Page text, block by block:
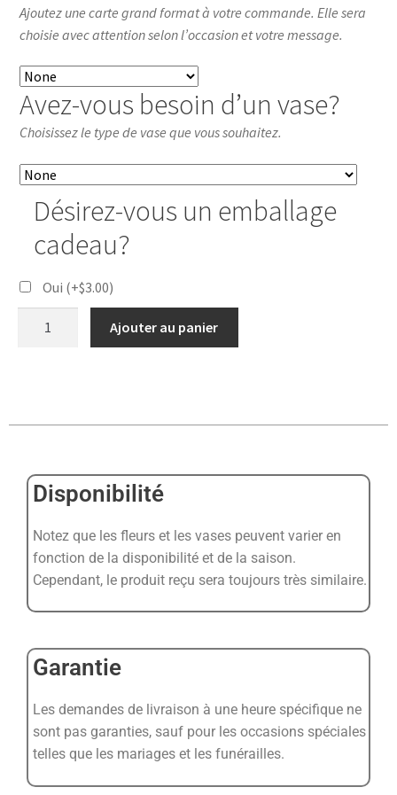
Ajoutez une carte grand format à votre commande. Elle sera
choisie avec attention selon l’occasion et votre message.
Avez-vous besoin d’un vase?
Choisissez le type de vase que vous souhaitez.
Désirez-vous un emballage
cadeau?
Oui (+$3.00)
Ajouter au panier
Disponibilité
Notez que les fleurs et les vases peuvent varier en
fonction de la disponibilité et de la saison.
Cependant, le produit reçu sera toujours très similaire.
Garantie
Les demandes de livraison à une heure spécifique ne
sont pas garanties, sauf pour les occasions spéciales
telles que les mariages et les funérailles.